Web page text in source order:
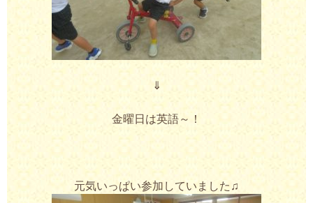
⇓
金曜日は英語～！
元気いっぱい参加していました♫